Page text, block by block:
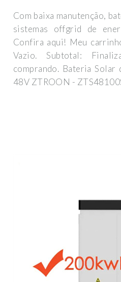
Com baixa manutenção,
sistemas offgrid de
Confira aqui! Meu
Vazio. Subtotal:
comprando. Bateria
48V ZTROON -